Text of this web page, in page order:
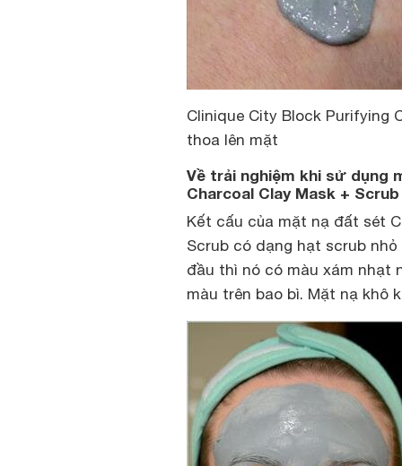
Clinique City Block Purifying
thoa lên mặt
Về trải nghiệm khi sử dụng
Charcoal Clay Mask + Scrub
Kết cấu của mặt nạ đất sét
Scrub có dạng hạt scrub
đầu thì nó có màu xám nhạt
màu trên bao bì. Mặt nạ khô